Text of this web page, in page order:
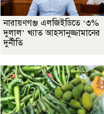
নারায়ণগঞ্জ এলজিইডিতে ‘৩%
দুলাল’ খ্যাত আহসানুজ্জামানের
দুর্নীতি